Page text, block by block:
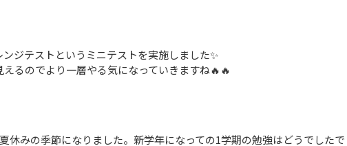
ジテストというミニテストを実施しました✨
るのでより一層やる気になっていきますね🔥🔥
休みの季節になりました。新学年になっての1学期の勉強はどうでした